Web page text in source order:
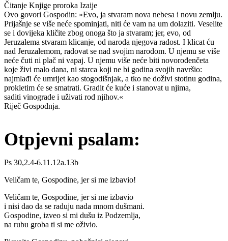
Čitanje Knjige proroka Izaije
Ovo govori Gospodin: »Evo, ja stvaram nova nebesa i novu zemlju.
Prijašnje se više neće spominjati, niti će vam na um dolaziti. Veselite
se i dovijeka kličite zbog onoga što ja stvaram; jer, evo, od
Jeruzalema stvaram klicanje, od naroda njegova radost. I klicat ću
nad Jeruzalemom, radovat se nad svojim narodom. U njemu se više
neće čuti ni plač ni vapaj. U njemu više neće biti novorođenčeta
koje živi malo dana, ni starca koji ne bi godina svojih navršio:
najmlađi će umrijet kao stogodišnjak, a tko ne doživi stotinu godina,
prokletim će se smatrati. Gradit će kuće i stanovat u njima,
saditi vinograde i uživati rod njihov.«
Riječ Gospodnja.
Otpjevni psalam:
Ps 30,2.4-6.11.12a.13b
Veličam te, Gospodine, jer si me izbavio!
Veličam te, Gospodine, jer si me izbavio
i nisi dao da se raduju nada mnom dušmani.
Gospodine, izveo si mi dušu iz Podzemlja,
na rubu groba ti si me oživio.